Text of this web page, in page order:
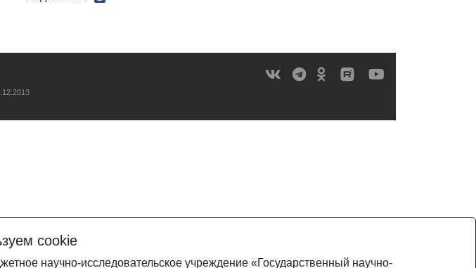
cookie
научно-исследовательское учреждение «Государственный научно-